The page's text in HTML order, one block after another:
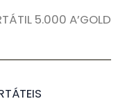
5.000 A’GOLD